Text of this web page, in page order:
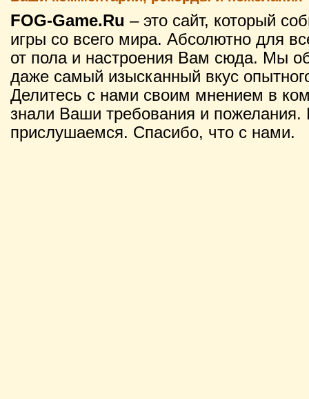
FOG-Game.Ru – это сайт, который
игры со всего мира. Абсолютно для
от пола и настроения Вам сюда. Мы
даже самый изысканный вкус
Делитесь с нами своим мнением в
знали Ваши требования и
прислушаемся. Спасибо, что с нами.